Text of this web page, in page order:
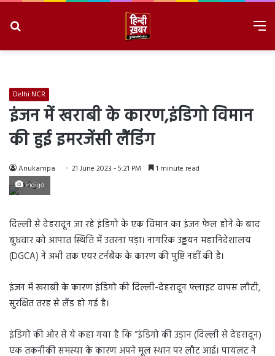
Delhi NCR
इंजन में खराबी के कारण,इंडिगो विमान
की हुई इमरजेंसी लैंडिंग
Anukampa 21 June 2023 - 5:21 PM 1 minute read
Indigo
दिल्ली से देहरादून जा रहे इंडिगो के एक विमान का इंजन फेल होने के बाद
बुधवार को आपात स्थिति में उतरना पड़ा। नागरिक उड्डयन महानिदेशालय
(DGCA) ने अभी तक एयर टर्नबैक के कारण की पुष्टि नहीं की है।
इंजन में खराबी के कारण इंडिगो की दिल्ली-देहरादून फ्लाइट वापस लौटी,
सुरक्षित तरह से लैंड हो गई है।
इंडिगो की ओर से ये कहा गया है कि “इंडिगो की उड़ान (दिल्ली से देहरादून)
एक तकनीकी समस्या के कारण अपने मूल स्थान पर लौट आई। पायलट ने